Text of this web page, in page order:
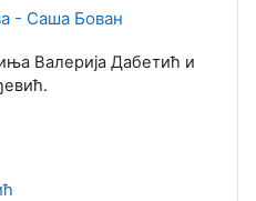
- Саша Бован
Валерија Дабетић и